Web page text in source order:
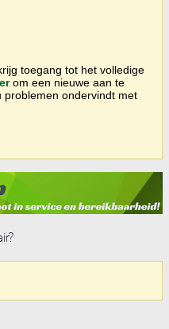
toegang tot het volledige
om een nieuwe aan te
problemen ondervindt met